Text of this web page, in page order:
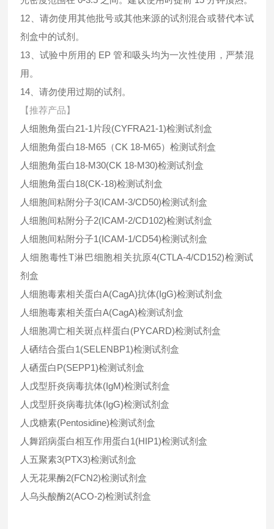
12、请勿使用其他批号或其他来源的试剂混合或替代本试
剂盒中的试剂。
13、试验中所用的 EP 管和吸头均为一次性使用，严禁混
用。
14、请勿使用过期的试剂。
【推荐产品】
人细胞角蛋白21-1片段(CYFRA21-1)检测试剂盒
人细胞角蛋白18-M65（CK 18-M65）检测试剂盒
人细胞角蛋白18-M30(CK 18-M30)检测试剂盒
人细胞角蛋白18(CK-18)检测试剂盒
人细胞间粘附分子3(ICAM-3/CD50)检测试剂盒
人细胞间粘附分子2(ICAM-2/CD102)检测试剂盒
人细胞间粘附分子1(ICAM-1/CD54)检测试剂盒
人细胞毒性T淋巴细胞相关抗原4(CTLA-4/CD152)检测试
剂盒
人细胞毒素相关蛋白A(CagA)抗体(IgG)检测试剂盒
人细胞毒素相关蛋白A(CagA)检测试剂盒
人细胞凋亡相关斑点样蛋白(PYCARD)检测试剂盒
人硒结合蛋白1(SELENBP1)检测试剂盒
人硒蛋白P(SEPP1)检测试剂盒
人戊型肝炎病毒抗体(IgM)检测试剂盒
人戊型肝炎病毒抗体(IgG)检测试剂盒
人戊糖素(Pentosidine)检测试剂盒
人舞蹈病蛋白相互作用蛋白1(HIP1)检测试剂盒
人五聚素3(PTX3)检测试剂盒
人无花果酶2(FCN2)检测试剂盒
人乌头酸酶2(ACO-2)检测试剂盒